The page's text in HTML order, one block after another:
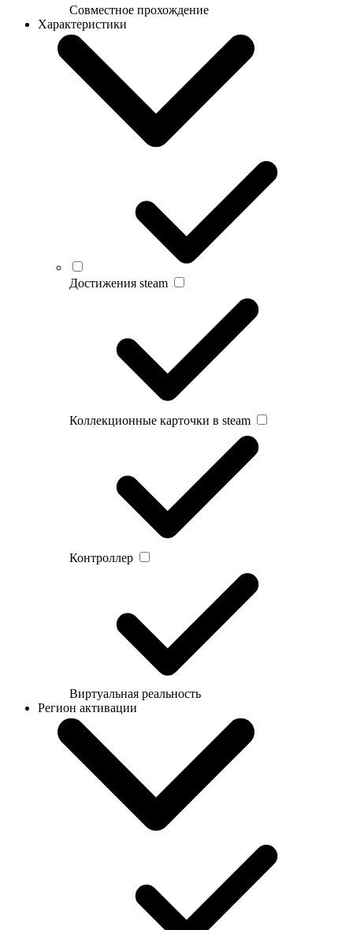
Совместное прохождение
Характеристики
Достижения steam
Коллекционные карточки в steam
Контроллер
Виртуальная реальность
Регион активации